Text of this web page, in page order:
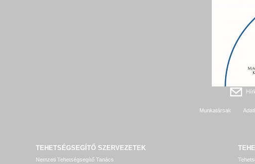
Munkatársak
TEHETSÉGSEGÍTŐ SZERVEZETEK
Nemzeti Tehetségsegítő Tanács